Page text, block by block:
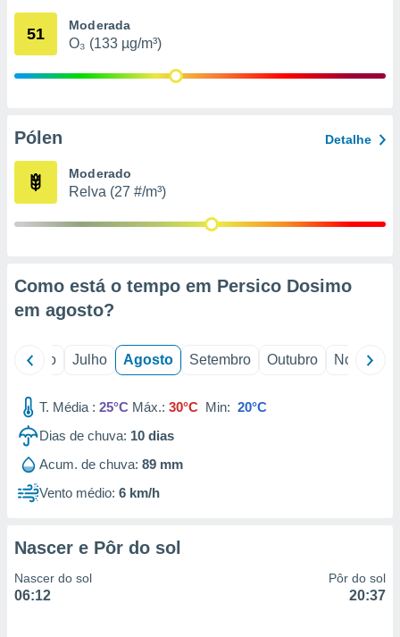
através
estudos
1199
51 Moderada
O₃ (133 µg/m³)
Pólen Detalhe
Moderado
Relva (27 #/m³)
Como está o tempo em Persico Dosimo
em agosto?
Junho Julho Agosto Setembro Outubro Novembro
T. Média : 25°C Máx.: 30°C Min: 20°C
Dias de chuva: 10 dias
Acum. de chuva: 89 mm
Vento médio: 6 km/h
Nascer e Pôr do sol
Nascer do sol
06:12
Pôr do sol
20:37